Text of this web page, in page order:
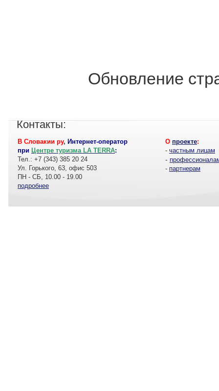
Обновление
Контакты:
В Словакии ру, Интернет-оператор
при Центре туризма LA TERRA:
Тел.: +7 (343) 385 20 24
Ул. Горького, 63, офис 503
ПН - СБ, 10.00 - 19.00
подробнее
О проекте:
- частным лицам
-
- партнерам